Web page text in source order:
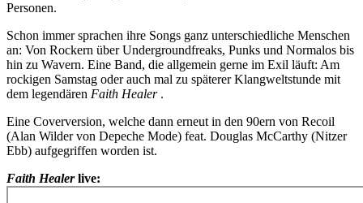
Personen.
Schon immer sprachen ihre Songs ganz unterschiedliche Menschen
an: Von Rockern über Undergroundfreaks, Punks und Normalos bis
hin zu Wavern. Eine Band, die allgemein gerne im Exil läuft: Am
rockigen Samstag oder auch mal zu späterer Klangweltstunde mit
dem legendären Faith Healer.
Eine Coverversion, welche dann erneut in den 90ern von Recoil
(Alan Wilder von Depeche Mode) feat. Douglas McCarthy (Nitzer
Ebb) aufgegriffen worden ist.
Faith Healerlive: